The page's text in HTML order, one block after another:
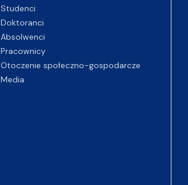
Studenci
Doktoranci
Absolwenci
Pracownicy
Otoczenie społeczno-gospodarcze
Media